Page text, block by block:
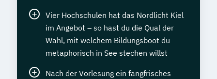
Vier Hochschulen hat das Nordlicht Kiel
im Angebot – so hast du die Qual der
Wahl, mit welchem Bildungsboot du
metaphorisch in See stechen willst
Nach der Vorlesung ein fangfrisches